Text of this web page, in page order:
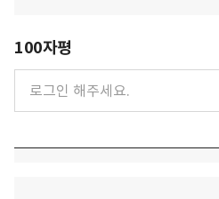
100자평